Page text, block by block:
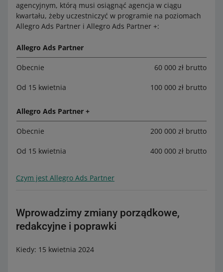
agencyjnym, którą musi osiągnąć agencja w ciągu
kwartału, żeby uczestniczyć w programie na poziomach
Allegro Ads Partner i Allegro Ads Partner +:
Allegro Ads Partner
Obecnie 60 000 zł brutto
Od 15 kwietnia 100 000 zł brutto
Allegro Ads Partner +
Obecnie 200 000 zł brutto
Od 15 kwietnia 400 000 zł brutto
Czym jest Allegro Ads Partner
Wprowadzimy zmiany porządkowe,
redakcyjne i poprawki
Kiedy: 15 kwietnia 2024